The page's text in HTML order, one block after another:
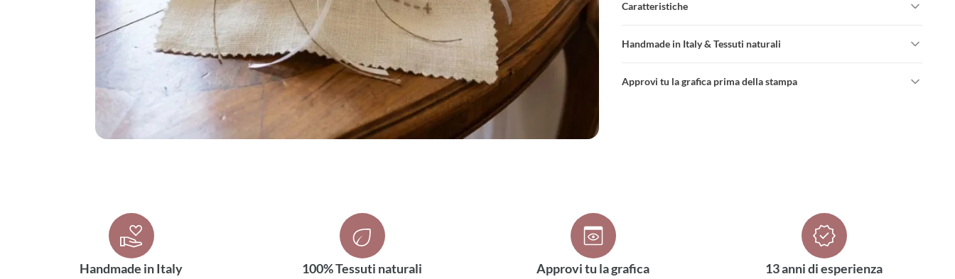
Caratteristiche
Handmade in Italy & Tessuti naturali
Approvi tu la grafica prima della stampa
Handmade in Italy 100% Tessuti naturali Approvi tu la grafica 13 anni di esperienza